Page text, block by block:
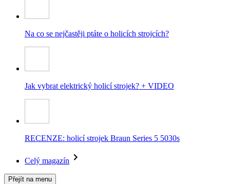
Na co se nejčastěji ptáte o holicích strojcích?
Jak vybrat elektrický holicí strojek? + VIDEO
RECENZE: holicí strojek Braun Series 5 5030s
Celý magazín
Přejít na menu